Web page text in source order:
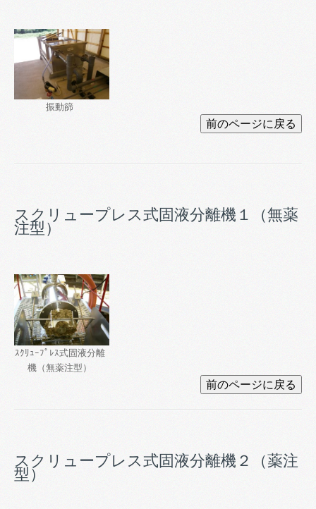
振動篩
スクリュープレス式固液分離機１（無薬
注型）
ｽｸﾘｭｰﾌﾟﾚｽ式固液分離
機（無薬注型）
スクリュープレス式固液分離機２（薬注
型）